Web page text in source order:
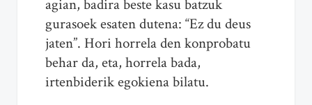
agian, badira beste kasu batzuk
gurasoek esaten dutena: “Ez du deus
jaten”. Hori horrela den konprobatu
behar da, eta, horrela bada,
irtenbiderik egokiena bilatu.